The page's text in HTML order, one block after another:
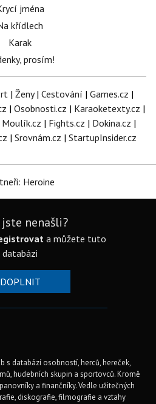
jména
křídlech
Karak
prosím!
| Ženy| Cestování | Games.cz |
| Osobnosti.cz | Karaoketexty.cz |
Moulík.cz | Fights.cz | Dokina.cz |
| Srovnám.cz | StartupInsider.cz
Heroine
jste nenašli?
a můžete tuto
databázi
DOPLNIT
s databází osobností, herců, hereček,
hudebních skupin a sportovců. Kromě
a finančníky. Vedle užitečných
diskografie, filmografie a vztahy